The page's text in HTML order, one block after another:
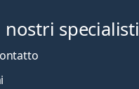
specialisti